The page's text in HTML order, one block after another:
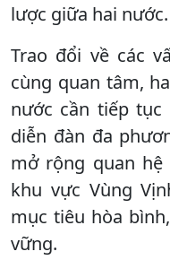
lược giữa hai nước.
Trao đổi về các
cùng quan tâm,
nước cần tiếp
diễn đàn đa
mở rộng quan hệ
khu vực Vùng
mục tiêu hòa
vững.